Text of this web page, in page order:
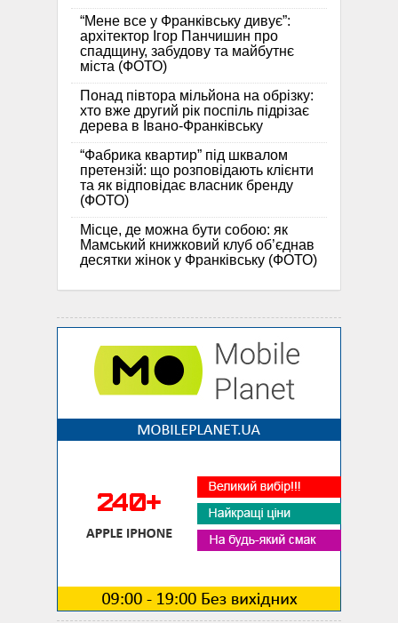
“Мене все у Франківську дивує”:
архітектор Ігор Панчишин про
спадщину, забудову та майбутнє
міста (ФОТО)
Понад півтора мільйона на обрізку:
хто вже другий рік поспіль підрізає
дерева в Івано-Франківську
“Фабрика квартир” під шквалом
претензій: що розповідають клієнти
та як відповідає власник бренду
(ФОТО)
Місце, де можна бути собою: як
Мамський книжковий клуб об’єднав
десятки жінок у Франківську (ФОТО)